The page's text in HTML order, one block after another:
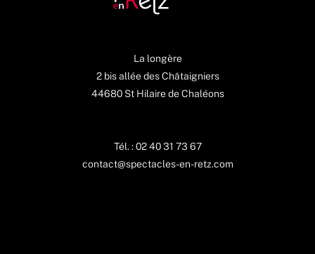
La longère
2 bis allée des Châtaigniers
44680 St Hilaire de Chaléons
Tél. : 02 40 31 73 67
contact@spectacles-en-retz.com